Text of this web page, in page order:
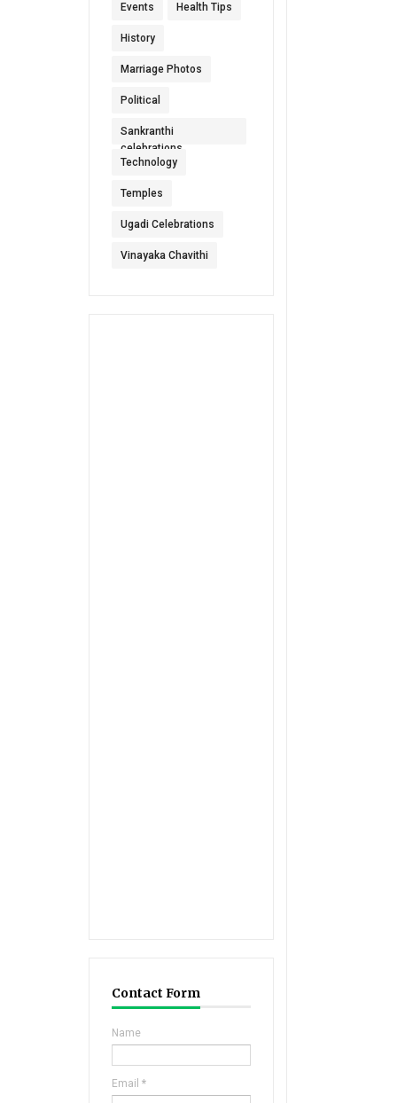
Events Health Tips
History
Marriage Photos
Political
Sankranthi
celebrations
Technology
Temples
Ugadi Celebrations
Vinayaka Chavithi
Contact Form
Name
Email *